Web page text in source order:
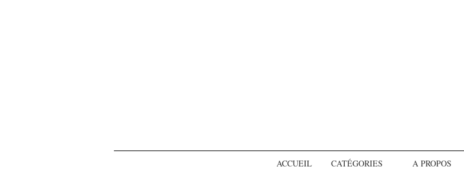
ACCUEIL CATÉGORIES A PROPOS